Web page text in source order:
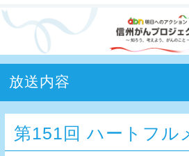
放送内容
第151回 ハートフル